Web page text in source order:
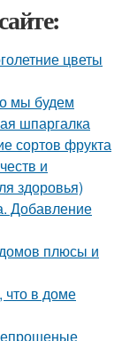
цветы
мы будем
шпаргалка
сортов фрукта
и
здоровья)
Добавление
домов плюсы и
что в доме